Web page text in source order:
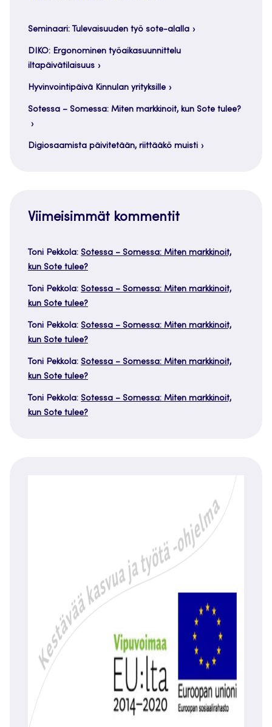
Seminaari: Tulevaisuuden työ sote-alalla
DIKO: Ergonominen työaikasuunnittelu
iltapäivätilaisuus
Hyvinvointipäivä Kinnulan yrityksille
Sotessa – Somessa: Miten markkinoit, kun Sote tulee?
Digiosaamista päivitetään, riittääkö muisti
Viimeisimmät kommentit
Toni Pekkola: Sotessa – Somessa: Miten markkinoit,
kun Sote tulee?
Toni Pekkola: Sotessa – Somessa: Miten markkinoit,
kun Sote tulee?
Toni Pekkola: Sotessa – Somessa: Miten markkinoit,
kun Sote tulee?
Toni Pekkola: Sotessa – Somessa: Miten markkinoit,
kun Sote tulee?
Toni Pekkola: Sotessa – Somessa: Miten markkinoit,
kun Sote tulee?